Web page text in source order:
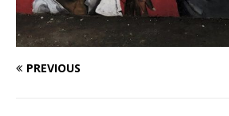
PREVIOUS